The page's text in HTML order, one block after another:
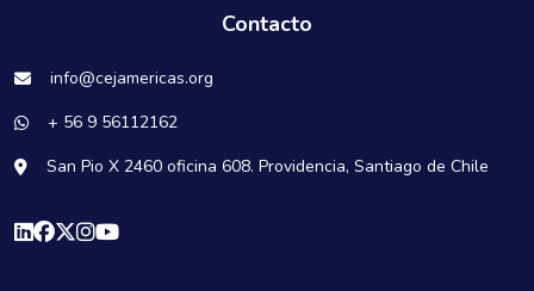
Contacto
info@cejamericas.org
+ 56 9 56112162
San Pio X 2460 oficina 608. Providencia, Santiago de Chile